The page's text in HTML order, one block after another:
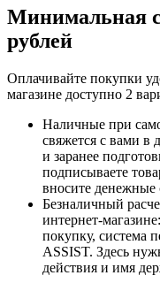
Минимальная
рублей
Оплачивайте покупки
магазине доступно 2
Наличные при
свяжется с вами в
и заранее
подписываете
вносите денежные
Безналичный
интернет-
покупку, система
ASSIST. Здесь
действия и имя